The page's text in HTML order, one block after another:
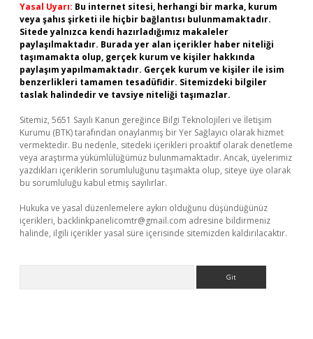
Yasal Uyarı: Bu internet sitesi, herhangi bir marka, kurum
veya şahıs şirketi ile hiçbir bağlantısı bulunmamaktadır.
Sitede yalnızca kendi hazırladığımız makaleler
paylaşılmaktadır. Burada yer alan içerikler haber niteliği
taşımamakta olup, gerçek kurum ve kişiler hakkında
paylaşım yapılmamaktadır. Gerçek kurum ve kişiler ile isim
benzerlikleri tamamen tesadüfidir. Sitemizdeki bilgiler
taslak halindedir ve tavsiye niteliği taşımazlar.
Sitemiz, 5651 Sayılı Kanun gereğince Bilgi Teknolojileri ve İletişim
Kurumu (BTK) tarafından onaylanmış bir Yer Sağlayıcı olarak hizmet
vermektedir. Bu nedenle, sitedeki içerikleri proaktif olarak denetleme
veya araştırma yükümlülüğümüz bulunmamaktadır. Ancak, üyelerimiz
yazdıkları içeriklerin sorumluluğunu taşımakta olup, siteye üye olarak
bu sorumluluğu kabul etmiş sayılırlar.
Hukuka ve yasal düzenlemelere aykırı olduğunu düşündüğünüz
içerikleri, backlinkpanelicomtr@gmail.com adresine bildirmeniz
halinde, ilgili içerikler yasal süre içerisinde sitemizden kaldırılacaktır.